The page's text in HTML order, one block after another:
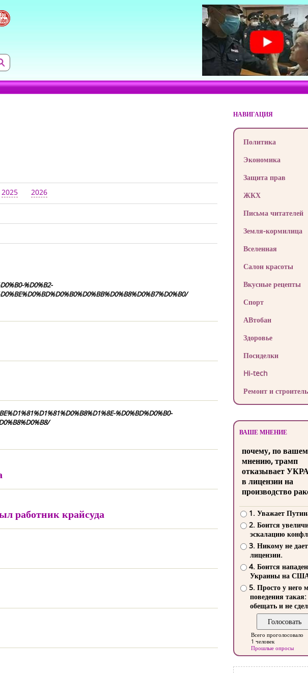
2025 2026
%D0%B2-
%D0%BD%D0%B0-
работник крайсуда
НАВИГАЦИЯ
Политика
Экономика
Защита прав
ЖКХ
Письма читателей
Земля-кормилица
Вселенная
Салон красоты
Вкусные рецепты
Спорт
АВтобан
Здоровье
Посиделки
Hi-tech
Ремонт и
ВАШЕ МНЕНИЕ
почему, по
мнению, трамп
отказывает
в лицензии на
производство
1. Уважает
2. Боится
эскалацию
3. Никому не
лицензии.
4. Боится
Украины на
5. Просто у него
поведения такая:
обещать и не
Всего проголосовало
1 человек
Прошлые опросы